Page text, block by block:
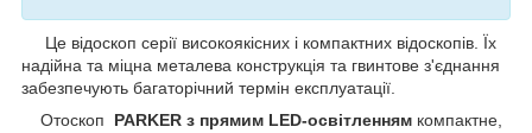
Це відоскоп серії високоякісних і компактних відоскопів. Їх
надійна та міцна металева конструкція та гвинтове з'єднання
забезпечують багаторічний термін експлуатації.
Отоскоп
PARKER з прямим LED-освітленням компактне,